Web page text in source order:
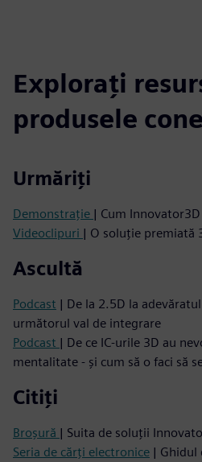
Explorați
produsele
Urmăriți
Demonstrație | Cum
Videoclipuri | O soluție premiată
Ascultă
Podcast | De la 2.5D la
următorul val de integrare
Podcast | De ce IC-urile 3D au
mentalitate - și cum să o faci să
Citiți
Broșură | Suita de soluții
Seria de cărți electronice | Ghidul